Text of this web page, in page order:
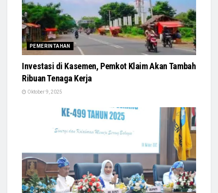
PEMERINTAHAN
Investasi di Kasemen, Pemkot Klaim Akan Tambah
Ribuan Tenaga Kerja
Oktober 9, 2025